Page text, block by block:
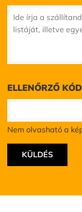
ELLENŐRZŐ
Nem olvasható a